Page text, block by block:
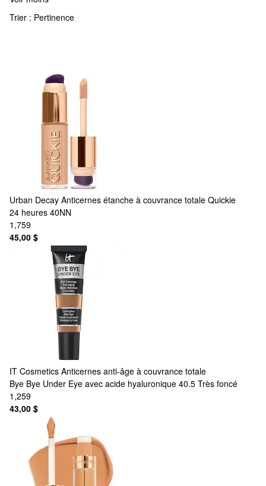
Trier : Pertinence
Urban Decay Anticernes étanche à couvrance totale Quickie
24 heures 40NN
1,759
45,00 $
IT Cosmetics Anticernes anti-âge à couvrance totale
Bye Bye Under Eye avec acide hyaluronique 40.5 Très foncé
1,259
43,00 $